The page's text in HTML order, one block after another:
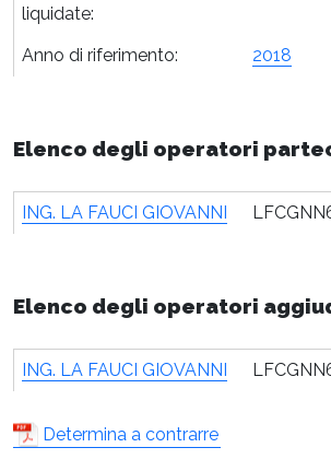
liquidate:
Anno di riferimento:
2018
Elenco degli operatori
ING. LA FAUCI GIOVANNI
Elenco degli operatori
ING. LA FAUCI GIOVANNI
Determina a contrarre